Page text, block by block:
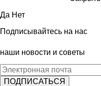
Да Нет
Подписывайтесь на нас
наши новости и советы